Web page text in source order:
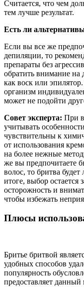
Считается, что чем
тем лучше результат.
Есть ли
Если вы все же
депиляции, то
препараты без
обратить внимание на
как воск или
организм
может не подойти
Совет эксперта: При
учитывать
чувствительны к
от использования
на более нежные
же вы предпочитаете
волос, то бритва
итоге, выбор остается
осторожность и
чтобы избежать
Плюсы
Бритье бритвой
удобных способов
популярность
предоставляет